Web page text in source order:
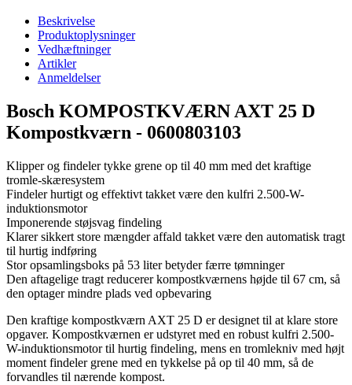
Beskrivelse
Produktoplysninger
Vedhæftninger
Artikler
Anmeldelser
Bosch KOMPOSTKVÆRN AXT 25 D
Kompostkværn - 0600803103
Klipper og findeler tykke grene op til 40 mm med det kraftige
tromle-skæresystem
Findeler hurtigt og effektivt takket være den kulfri 2.500-W-
induktionsmotor
Imponerende støjsvag findeling
Klarer sikkert store mængder affald takket være den automatisk tragt
til hurtig indføring
Stor opsamlingsboks på 53 liter betyder færre tømninger
Den aftagelige tragt reducerer kompostkværnens højde til 67 cm, så
den optager mindre plads ved opbevaring
Den kraftige kompostkværn AXT 25 D er designet til at klare store
opgaver. Kompostkværnen er udstyret med en robust kulfri 2.500-
W-induktionsmotor til hurtig findeling, mens en tromlekniv med højt
moment findeler grene med en tykkelse på op til 40 mm, så de
forvandles til nærende kompost.